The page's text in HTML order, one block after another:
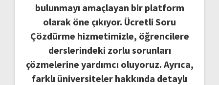
bulunmayı amaçlayan bir platform
olarak öne çıkıyor. Ücretli Soru
Çözdürme hizmetimizle, öğrencilere
derslerindeki zorlu sorunları
çözmelerine yardımcı oluyoruz. Ayrıca,
farklı üniversiteler hakkında detaylı